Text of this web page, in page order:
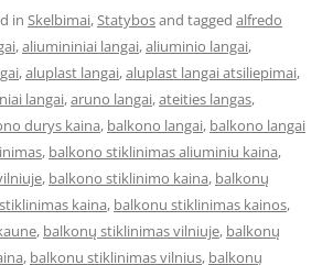
in Skelbimai,Statybosand tagged alfredo
,aliumininiai langai,aliuminio langai,
,aluplast langai,aluplast langai atsiliepimai,
langai,aruno langai,ateities langas,
durys kaina, balkono langai, balkono langai
, balkono stiklinimas aliuminiu kaina,
, balkono stiklinimo kaina, balkonų
kaina, balkonu stiklinimas kainos,
, balkonų stiklinimas vilniuje, balkonų
, balkonu stiklinimas vilnius, balkonų